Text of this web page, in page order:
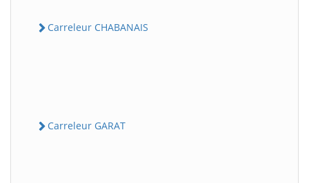
Carreleur CHABANAIS
Carreleur GARAT